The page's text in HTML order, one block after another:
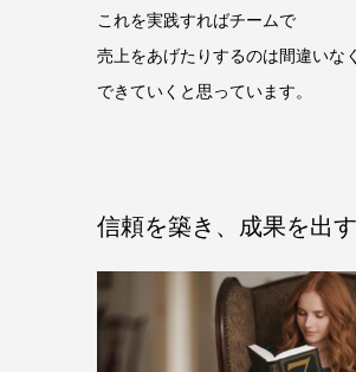
これを実践すればチームで
売上をあげたりするのは間違いなく
できていくと思っています。
信頼を築き、成果を出